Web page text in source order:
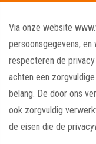
Via onze website
persoonsgegevens,
respecteren de
achten een
belang. De door ons
ook zorgvuldig
de eisen die de